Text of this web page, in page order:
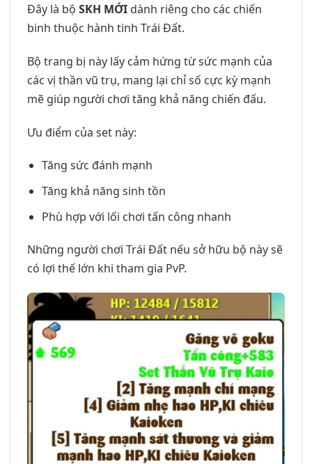
Đây là bộ SKH MỚI dành riêng cho các chiến
binh thuộc hành tinh Trái Đất.
Bộ trang bị này lấy cảm hứng từ sức mạnh của
các vị thần vũ trụ, mang lại chỉ số cực kỳ mạnh
mẽ giúp người chơi tăng khả năng chiến đấu.
Ưu điểm của set này:
Tăng sức đánh mạnh
Tăng khả năng sinh tồn
Phù hợp với lối chơi tấn công nhanh
Những người chơi Trái Đất nếu sở hữu bộ này sẽ
có lợi thế lớn khi tham gia PvP.